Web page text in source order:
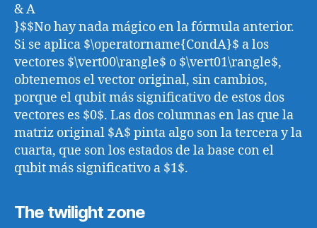
& A
}$$No hay nada mágico en la fórmula anterior.
Si se aplica $\operatorname{CondA}$ a los
vectores $\vert00\rangle$ o $\vert01\rangle$,
obtenemos el vector original, sin cambios,
porque el qubit más significativo de estos dos
vectores es $0$. Las dos columnas en las que la
matriz original $A$ pinta algo son la tercera y la
cuarta, que son los estados de la base con el
qubit más significativo a $1$.
The twilight zone